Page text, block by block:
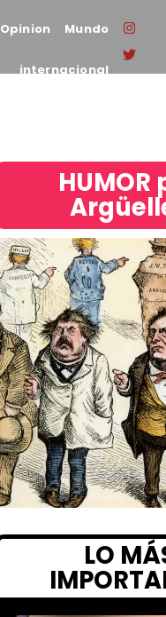
Opinion Mundo
internacional
HUMOR
LO